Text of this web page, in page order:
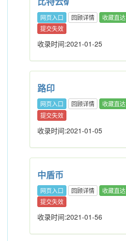
网页入口 回顾详情
收藏直达
提交失效
收录时间:2021-01-25
路印
网页入口 回顾详情
收藏直达
提交失效
收录时间:2021-01-05
中盾币
网页入口 回顾详情
收藏直达
提交失效
收录时间:2021-01-56